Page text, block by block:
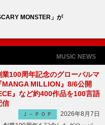
MONSTER」が
MUSIC NEWS
業100周年記念のグローバルマ
MANGA MILLION』8/6公開
』など約400作品を100言語
信
Ｊ－ＰＯＰ
2026年8月7日